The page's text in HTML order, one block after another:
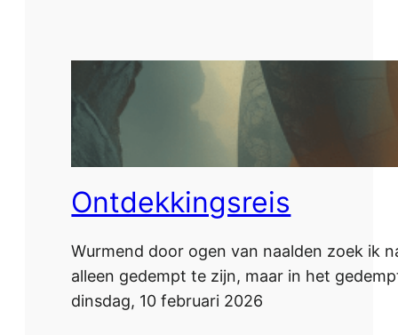
Ontdekkingsreis
Wurmend door ogen van naalden zoek ik
alleen gedempt te zijn, maar in het
dinsdag, 10 februari 2026